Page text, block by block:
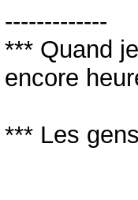
-------------
*** Quand
encore
*** Les